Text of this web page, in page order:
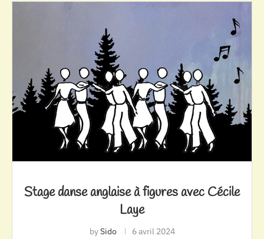
Stage danse anglaise à figures avec Cécile
Laye
bySido 6 avril 2024